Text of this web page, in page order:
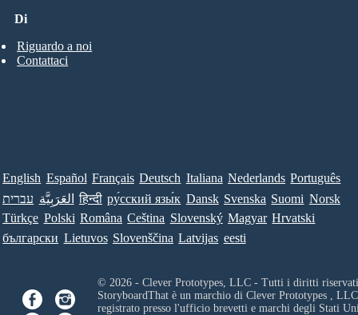
Di
Riguardo a noi
Contattaci
English Español Français Deutsch Italiana Nederlands Português
עברית العَرَبِيَّة हिन्दी ру́сский язы́к Dansk Svenska Suomi Norsk
Türkçe Polski Româna Ceština Slovenský Magyar Hrvatski
български Lietuvos Slovenščina Latvijas eesti
© 2026 - Clever Prototypes, LLC - Tutti i diritti
StoryboardThat è un marchio di Clever Prototypes , LLC
registrato presso l'ufficio brevetti e marchi degli Stati